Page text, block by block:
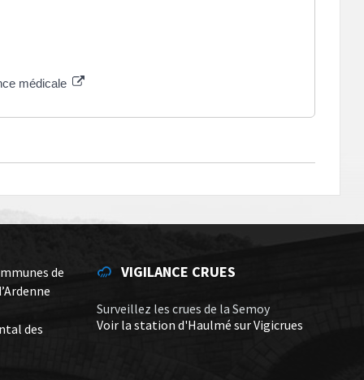
médicale
de
des
VIGILANCE CRUES
Surveillez les crues de la Semoy
Voir la station d'Haulmé sur Vigicrues